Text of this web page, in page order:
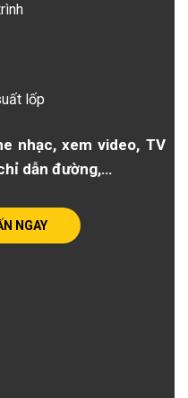
NGAY
lốp
nhạc, xem video, TV
dẫn đường,…